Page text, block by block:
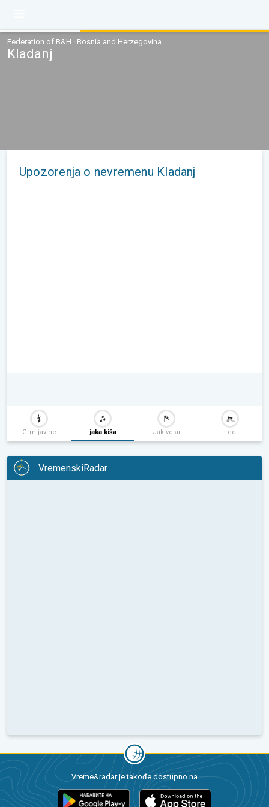
Federation of B&H · Bosnia and Herzegovina
Kladanj
Upozorenja o nevremenu Kladanj
Grmljavine jaka kiša Jak vetar Led
VremenskiRadar
Vreme&radar je takođe dostupno na